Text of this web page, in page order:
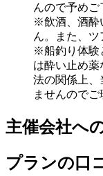
んので予めご
※飲酒、酒酔
ん。また、ツ
※船釣り体験
は酔い止め
法の関係上、
ませんのでご
主催会社へ
プランの口